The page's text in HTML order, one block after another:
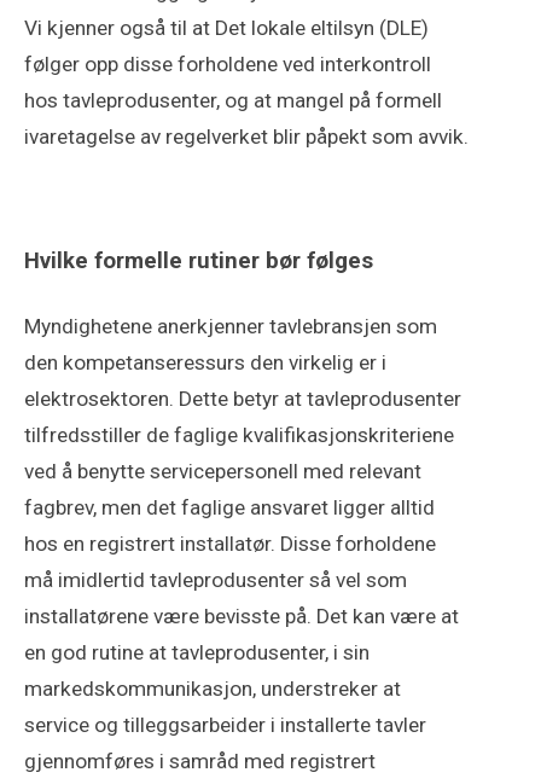
Vi kjenner også til at Det lokale eltilsyn (DLE)
følger opp disse forholdene ved interkontroll
hos tavleprodusenter, og at mangel på formell
ivaretagelse av regelverket blir påpekt som avvik.
Hvilke formelle rutiner bør følges
Myndighetene anerkjenner tavlebransjen som
den kompetanseressurs den virkelig er i
elektrosektoren. Dette betyr at tavleprodusenter
tilfredsstiller de faglige kvalifikasjonskriteriene
ved å benytte servicepersonell med relevant
fagbrev, men det faglige ansvaret ligger alltid
hos en registrert installatør. Disse forholdene
må imidlertid tavleprodusenter så vel som
installatørene være bevisste på. Det kan være at
en god rutine at tavleprodusenter, i sin
markedskommunikasjon, understreker at
service og tilleggsarbeider i installerte tavler
gjennomføres i samråd med registrert